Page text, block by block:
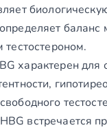
характерен для
встречается